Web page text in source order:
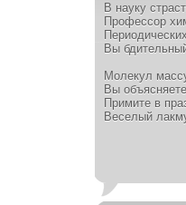
В науку
Профессор
Вы
Молекул
Вы
Примите в
Веселый